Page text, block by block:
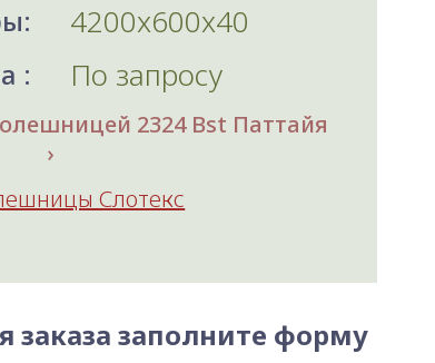
4200x600x40
: По запросу
2324 Bst Паттайя
Слотекс
заказа заполните форму